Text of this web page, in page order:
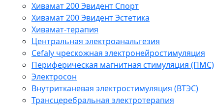
Хивамат 200 Эвидент Спорт
Хивамат 200 Эвидент Эстетика
Хивамат-терапия
Центральная электроанальгезия
Cefaly чреcкожная электронейростимуляция
Периферическая магнитная стимуляция (ПМС)
Электросон
Внутритканевая электростимуляция (ВТЭС)
Трансцеребральная электротерапия